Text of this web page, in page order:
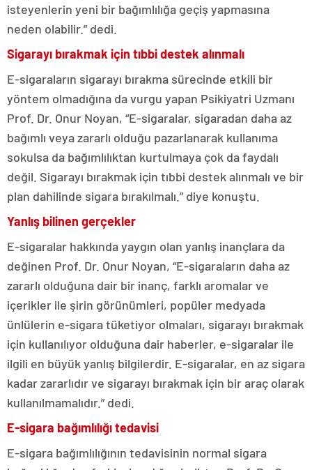
isteyenlerin yeni bir bağımlılığa geçiş yapmasına
neden olabilir.” dedi.
Sigarayı bırakmak için tıbbi destek alınmalı
E-sigaraların sigarayı bırakma sürecinde etkili bir
yöntem olmadığına da vurgu yapan Psikiyatri Uzmanı
Prof. Dr. Onur Noyan, “E-sigaralar, sigaradan daha az
bağımlı veya zararlı olduğu pazarlanarak kullanıma
sokulsa da bağımlılıktan kurtulmaya çok da faydalı
değil. Sigarayı bırakmak için tıbbi destek alınmalı ve bir
plan dahilinde sigara bırakılmalı.” diye konuştu.
Yanlış bilinen gerçekler
E-sigaralar hakkında yaygın olan yanlış inançlara da
değinen Prof. Dr. Onur Noyan, “E-sigaraların daha az
zararlı olduğuna dair bir inanç, farklı aromalar ve
içerikler ile şirin görünümleri, popüler medyada
ünlülerin e-sigara tüketiyor olmaları, sigarayı bırakmak
için kullanılıyor olduğuna dair haberler, e-sigaralar ile
ilgili en büyük yanlış bilgilerdir. E-sigaralar, en az sigara
kadar zararlıdır ve sigarayı bırakmak için bir araç olarak
kullanılmamalıdır.” dedi.
E-sigara bağımlılığı tedavisi
E-sigara bağımlılığının tedavisinin normal sigara